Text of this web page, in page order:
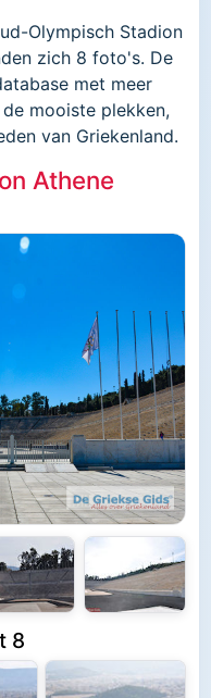
Olympisch Stadion
zich 8 foto's. De
met meer
mooiste plekken,
van Griekenland.
Athene
8